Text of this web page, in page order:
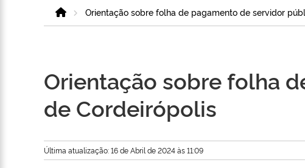
HomeOrientação sobre folha de pagamento de servidor
Orientação sobre folha
de Cordeirópolis
Última atualização: 16 de Abril de 2024 às 11:09